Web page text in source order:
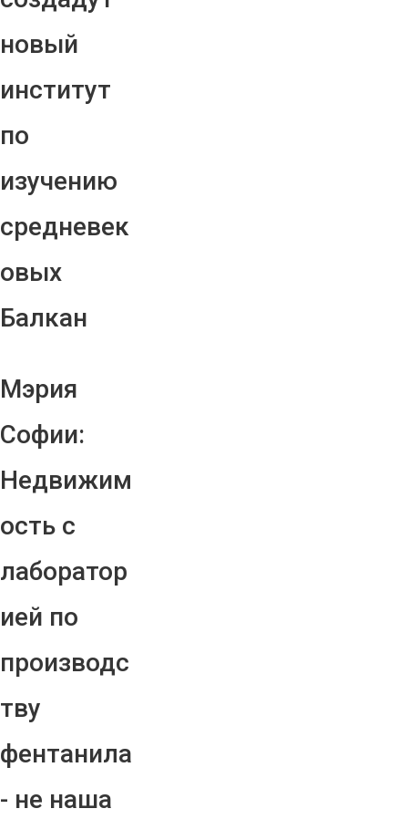
новый
институт
по
изучению
средневек
овых
Балкан
Мэрия
Софии:
Недвижим
ость с
лаборатор
ией по
производс
тву
фентанила
- не наша